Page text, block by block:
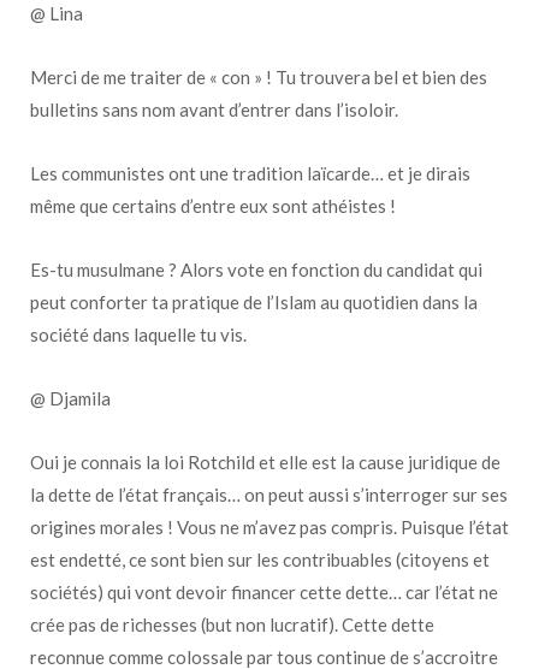
@ Lina
Merci de me traiter de « con » ! Tu trouvera bel et bien des
bulletins sans nom avant d’entrer dans l’isoloir.
Les communistes ont une tradition laïcarde… et je dirais
même que certains d’entre eux sont athéistes !
Es-tu musulmane ? Alors vote en fonction du candidat qui
peut conforter ta pratique de l’Islam au quotidien dans la
société dans laquelle tu vis.
@ Djamila
Oui je connais la loi Rotchild et elle est la cause juridique de
la dette de l’état français… on peut aussi s’interroger sur ses
origines morales ! Vous ne m’avez pas compris. Puisque l’état
est endetté, ce sont bien sur les contribuables (citoyens et
sociétés) qui vont devoir financer cette dette… car l’état ne
crée pas de richesses (but non lucratif). Cette dette
reconnue comme colossale par tous continue de s’accroitre